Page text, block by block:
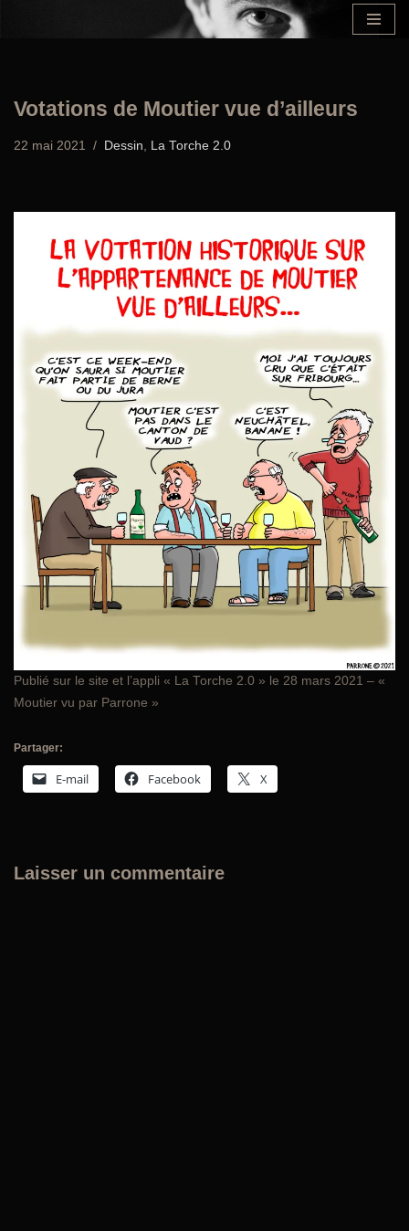
Votations de Moutier vue d’ailleurs
22 mai 2021 Dessin, La Torche 2.0
Publié sur le site et l’appli « La Torche 2.0 » le 28 mars 2021 – «
Moutier vu par Parrone »
Partager:
E-mail Facebook X
Laisser un commentaire